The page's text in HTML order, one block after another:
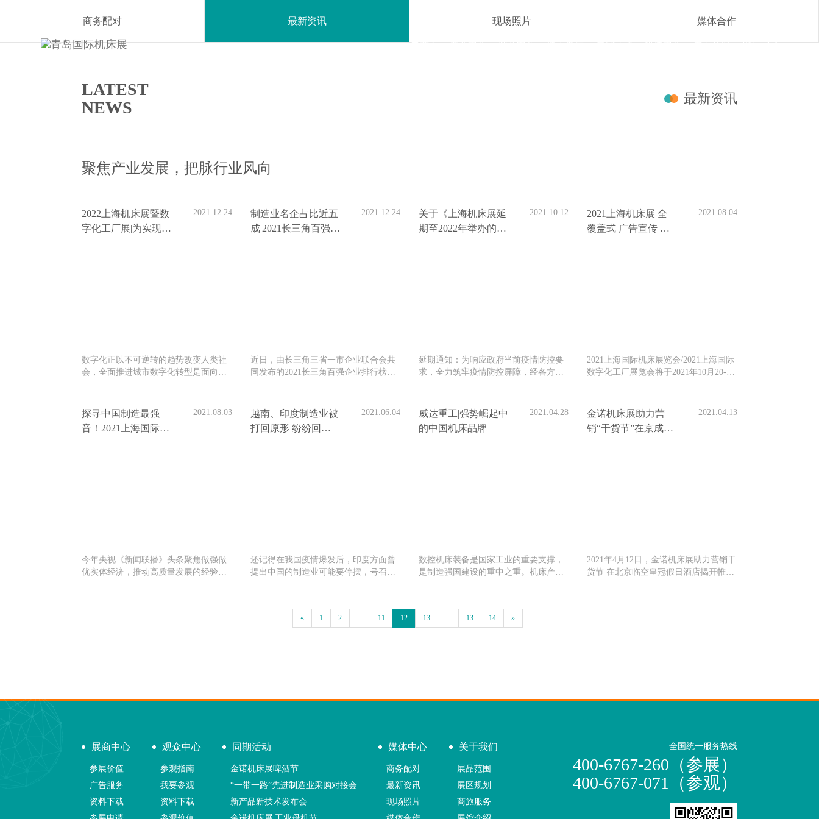
首页 展商中心 观众中心 线上展厅 同期活动 媒体中心 关于我们 EN 
商务配对 最新资讯 现场照片 媒体合作
LATEST
NEWS
最新资讯
聚焦产业发展，把脉行业风向
2022上海机床展暨数
字化工厂展|为实现城
2021.12.24
数字化正以不可逆转的趋势改变人类社
会，全面推进城市数字化转型是面向未
是超大城市治理体系和治理能力现代化
的必然要求。
制造业名企占比近五
成|2021长三角百强企
2021.12.24
近日，由长三角三省一市企业联合会共
同发布的2021长三角百强企业排行榜出
关于《上海机床展延
期至2022年举办的通
2021.10.12
延期通知：为响应政府当前疫情防控要
求，全力筑牢疫情防控屏障，经各方沟
国家会展中心举办的上海国际机床展览
会将推迟至2022年12月8-10日举办。
2021上海机床展 全
覆盖式 广告宣传 硬
2021.08.04
2021上海国际机床展览会/2021上海国际
数字化工厂展览会将于2021年10月20-22
全覆盖式广告宣传 硬核打造展会品牌 线
下广告覆盖上海周边长三角全域
探寻中国制造最强
音！2021上海国际机
2021.08.03
今年央视《新闻联播》头条聚焦做强做
优实体经济，推动高质量发展的经验与
越南、印度制造业被
打回原形 纷纷回流
2021.06.04
还记得在我国疫情爆发后，印度方面曾
提出中国的制造业可能要停摆，号召大
道轮回，如今，被疫情折磨下
威达重工|强势崛起中
的中国机床品牌
2021.04.28
数控机床装备是国家工业的重要支撑，
是制造强国建设的重中之重。机床产业
会展集团董事长王德文一行3人
金诺机床展助力营
销“干货节”在京成功
2021.04.13
2021年4月12日，金诺机床展助力营销干
货节 在北京临空皇冠假日酒店揭开帷
« 1 2 ... 11 12 13 ... 13 14 »
展商中心
参展价值
广告服务
资料下载
观众中心
参观指南
我要参观
资料下载
同期活动
金诺机床展啤酒节
“一带一路”先进制造业采购对接会
新产品新技术发布会
媒体中心
商务配对
最新资讯
现场照片
关于我们
展品范围
展区规划
商旅服务
全国统一服务热线
400-6767-260（参展）
400-6767-071（参观）